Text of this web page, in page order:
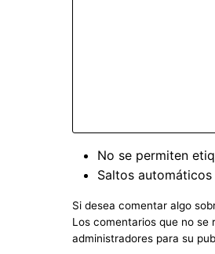
No se permiten
Saltos
Si desea comentar algo
Los comentarios que no se
administradores para su